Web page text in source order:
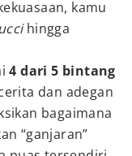
kamu
hingga
4 dari 5 bintang
dan adegan
bagaimana
“ganjaran”